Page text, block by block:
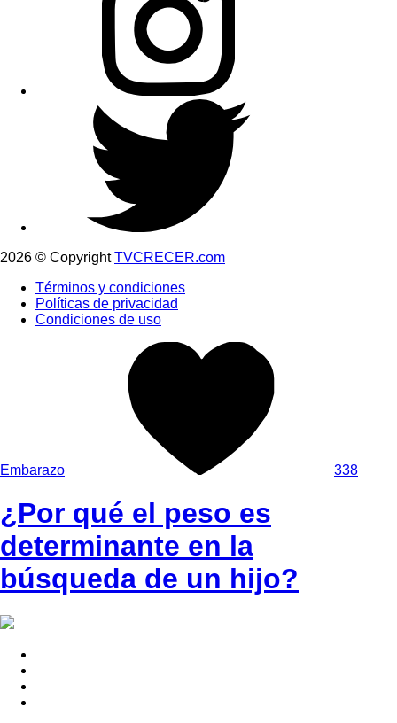
2026 © CopyrightTVCRECER.com
Términos y condiciones
Políticas de privacidad
Condiciones de uso
Embarazo 338
¿Por qué el peso es
determinante en la
búsqueda de un hijo?